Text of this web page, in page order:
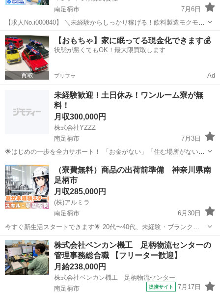
南足柄市
7月6日
【求人No.i000840】 ＼未経験からしっかり稼げる！飲料製造モクモク
作業のお仕事🎵／ 👉ここがポイント 🚩4勤2休で年間休日120日！プラ
イベートも充実 🚩時給1550円の高時給！残業・深夜手当でしっかり
稼...
神奈川 南足柄市 その他 未経験
【おもちゃ】家に眠ってる現金化できます💰
状態が悪くてもOK！最大限買取します
プリフラ Ad
未経験歓迎！土日休み！ワンルーム寮が無
料！
月収300,000円
株式会社YZZZ
南足柄市
7月3日
🌟はじめの一歩を全力サポート！ 「お金がない」「住む場所がない」
「今すぐ働きたい」 そんなあなたを全力で応援します💪 ＼生活・仕
事・住まい、すべてサポート体制万全！／ 💼募集職種（全国の大手工
場でのお仕事） 🔧...
神奈川 南足柄市 工場 未経験
（寮費無料）商品の出荷前準備 神奈川県南
足柄市
月収285,000円
(株)アルミラ
南足柄市
6月30日
今すぐ新生活スタートできます🌟 20代〜40代、未経験・ブランク
OK！ 〇●LINEからの応募が可能になりました♪●〇 下記URLよりお友
達登録をお願いします☆ URL: https://lin.ee...
神奈川 南足柄市 工場 未経験
株式会社ベンカン機工 足柄物流センターの
管理事務総合職 【フリーター歓迎】
月給238,000円
株式会社ベンカン機工 足柄物流センター
南足柄市
提携サイト 7月17日